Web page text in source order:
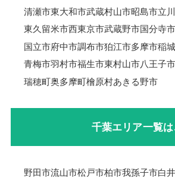
清瀬市東大和市武蔵村山市昭島市立
東久留米市西東京市武蔵野市国分寺
国立市府中市調布市狛江市多摩市稲
青梅市羽村市福生市東村山市八王子市
瑞穂町奥多摩町檜原村あきる野市
千葉エリア一覧
野田市流山市松戸市柏市我孫子市白